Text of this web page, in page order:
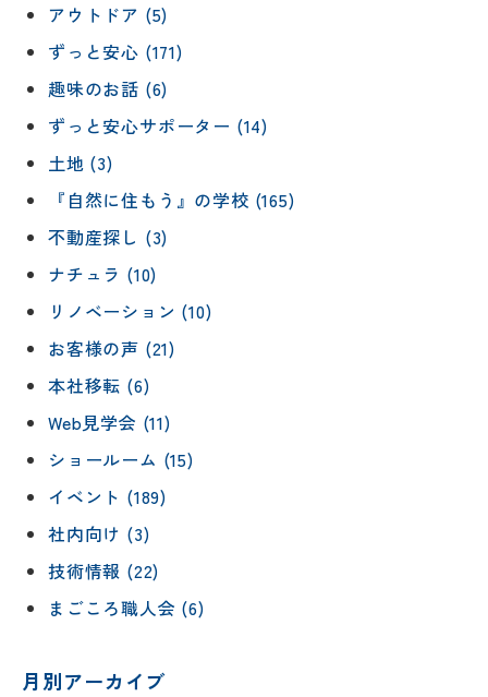
アウトドア (5)
ずっと安心 (171)
趣味のお話 (6)
ずっと安心サポーター (14)
土地 (3)
『自然に住もう』の学校 (165)
不動産探し (3)
ナチュラ (10)
リノベーション (10)
お客様の声 (21)
本社移転 (6)
Web見学会 (11)
ショールーム (15)
イベント (189)
社内向け (3)
技術情報 (22)
まごころ職人会 (6)
月別アーカイブ